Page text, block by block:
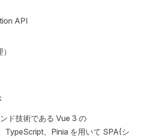
API
ド技術である Vue 3 の
TypeScript、Pinia を用いて SPA(シ